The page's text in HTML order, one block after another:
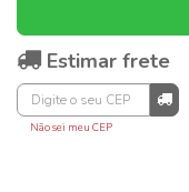
Estimar frete
Não sei meu CEP